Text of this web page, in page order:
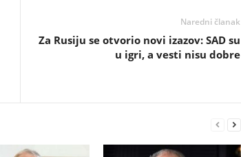
Naredni članak
Za Rusiju se otvorio novi izazov: SAD su
u igri, a vesti nisu dobre